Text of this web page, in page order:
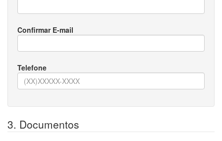
Confirmar E-mail
Telefone
3. Documentos